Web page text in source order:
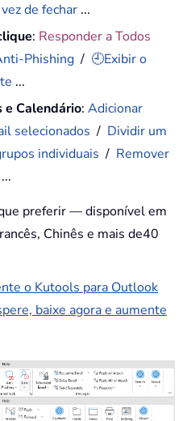
de fechar ...
: Responder a Todos
Phishing / 🕘Exibir o
...
e Calendário:Adicionar
selecionados / Dividir um
individuais / Remover
...
preferir — disponível em
Chinês e mais de40
o Kutools para Outlook
baixe agora e aumente